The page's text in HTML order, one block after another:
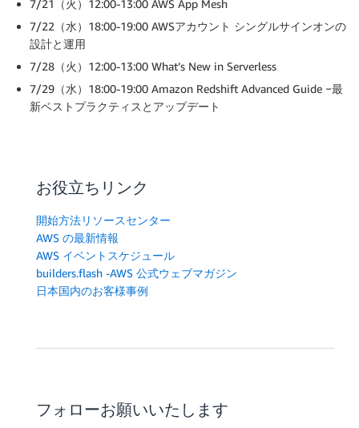
7/21（火）12:00-13:00 AWS App Mesh
7/22（水）18:00-19:00 AWSアカウント シングルサインオンの
設計と運用
7/28（火）12:00-13:00 What’s New in Serverless
7/29（水）18:00-19:00 Amazon Redshift Advanced Guide −最
新ベストプラクティスとアップデート
お役立ちリンク
開始方法リソースセンター
AWS の最新情報
AWS イベントスケジュール
builders.flash -AWS 公式ウェブマガジン
日本国内のお客様事例
フォローお願いいたします